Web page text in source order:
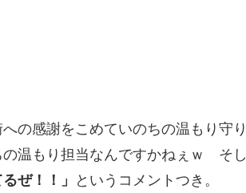
の感謝をこめていのちの温もり守り
の温もり担当なんですかねぇｗ そし
ぜ！！」 というコメントつき。